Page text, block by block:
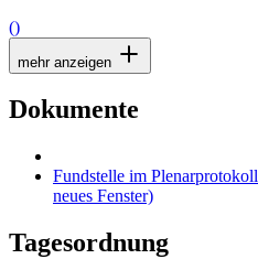
()
mehr anzeigen
Dokumente
Fundstelle im Plenarprotokoll
neues Fenster)
Tagesordnung